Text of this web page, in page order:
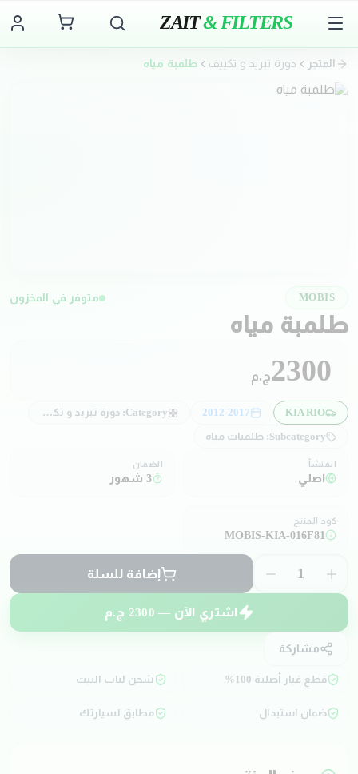
ZAIT& FILTERS
المتجر دورة تبريد و تكييف طلمبة مياه
MOBIS متوفر في المخزون
طلمبة مياه
2300ج.م
KIA RIO
2012-2017
Category: دورة تبريد و تكييف
Subcategory: طلمبات مياه
المنشأ
اصلي
الضمان
3 شهور
كود المنتج
MOBIS-KIA-016F81
1 إضافة للسلة
اشتري الآن — 2300 ج.م
مشاركة
قطع غيار أصلية 100% شحن لباب البيت
ضمان استبدال مطابق لسيارتك